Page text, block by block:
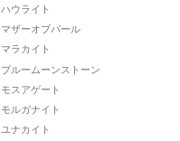
ハウライト
マザーオブパール
マラカイト
ブルームーンストーン
モスアゲート
モルガナイト
ユナカイト